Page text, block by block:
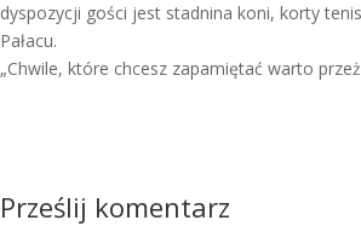
dyspozycji gości jest stadnina koni, korty
Pałacu.
„Chwile, które chcesz zapamiętać warto
Prześlij komentarz